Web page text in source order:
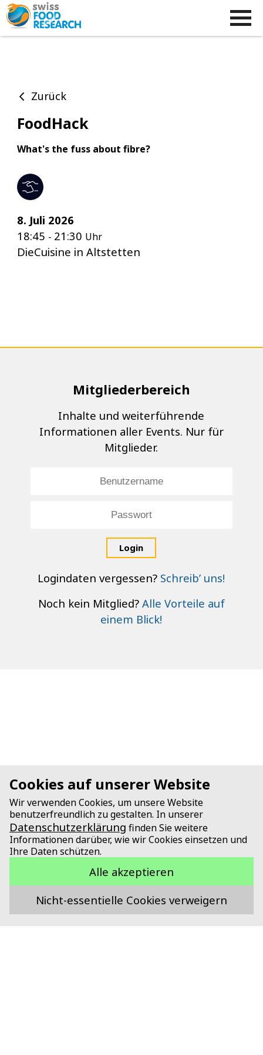
Zurück
FoodHack
What's the fuss about fibre?
8. Juli 2026
18:45 - 21:30 Uhr
DieCuisine in Altstetten
Mitgliederbereich
Inhalte und weiterführende
Informationen aller Events. Nur für
Mitglieder.
Login
Logindaten vergessen? Schreib’ uns!
Noch kein Mitglied? Alle Vorteile auf
einem Blick!
Cookies auf unserer Website
Wir verwenden Cookies, um unsere Website
benutzerfreundlich zu gestalten. In unserer
Datenschutzerklärung finden Sie weitere
Informationen darüber, wie wir Cookies einsetzen und
Ihre Daten schützen.
Alle akzeptieren
Nicht-essentielle Cookies verweigern